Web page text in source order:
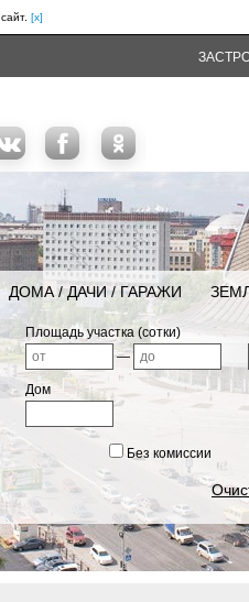
[x]
ДОМА / ДАЧИ / ГАРАЖИ
Площадь участка (сотки)
—
Дом
Без комиссии